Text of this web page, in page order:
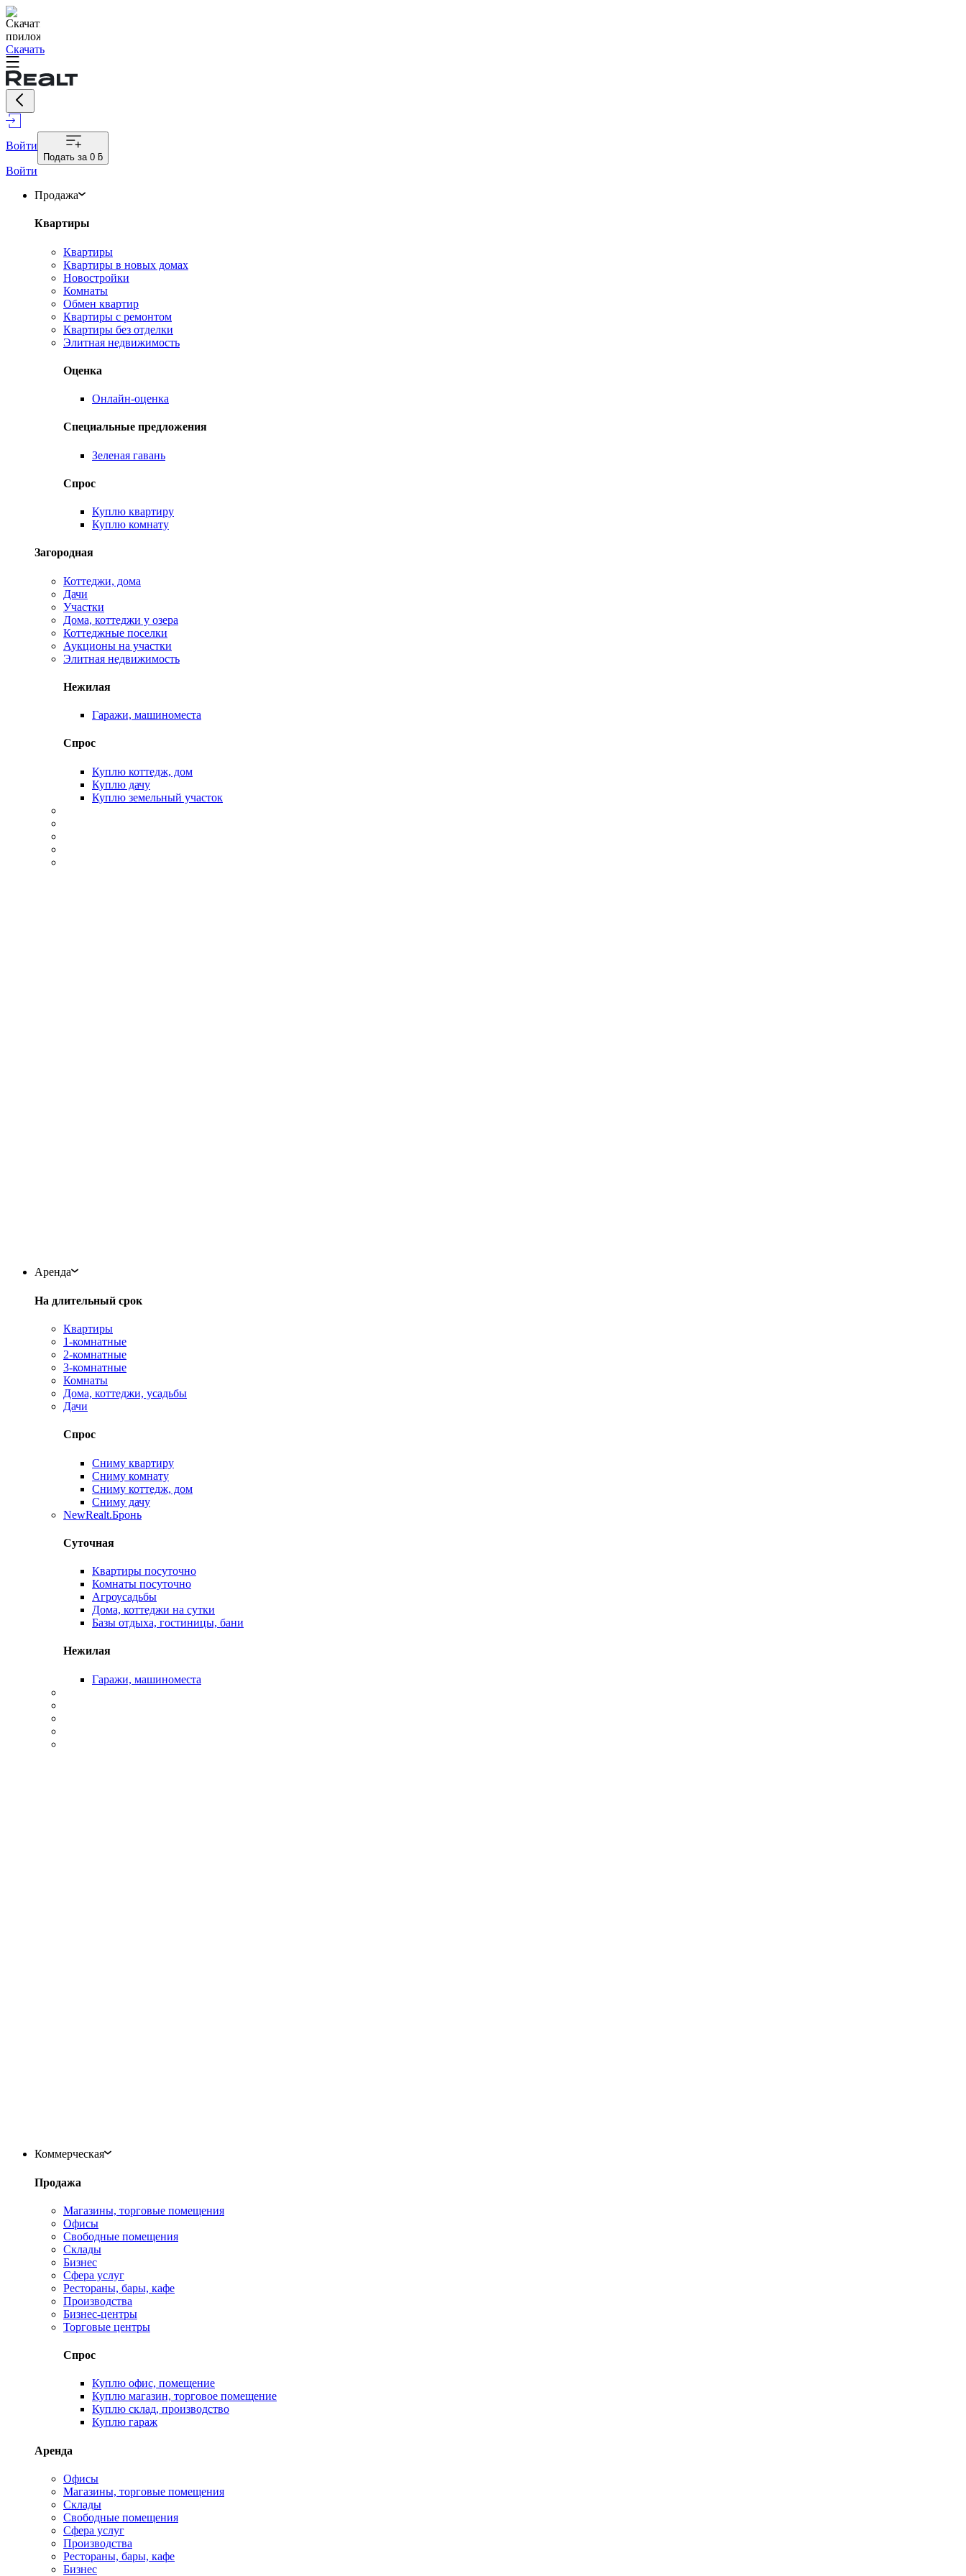
Скачать
Войти
Подать за 0 ƃ
Войти
Продажа
Квартиры
Квартиры
Квартиры в новых домах
Новостройки
Комнаты
Обмен квартир
Квартиры с ремонтом
Квартиры без отделки
Элитная недвижимость
Оценка
Онлайн-оценка
Специальные предложения
Зеленая гавань
Спрос
Куплю квартиру
Куплю комнату
Загородная
Коттеджи, дома
Дачи
Участки
Дома, коттеджи у озера
Коттеджные поселки
Аукционы на участки
Элитная недвижимость
Нежилая
Гаражи, машиноместа
Спрос
Куплю коттедж, дом
Куплю дачу
Куплю земельный участок
Аренда
На длительный срок
Квартиры
1-комнатные
2-комнатные
3-комнатные
Комнаты
Дома, коттеджи, усадьбы
Дачи
Спрос
Сниму квартиру
Сниму комнату
Сниму коттедж, дом
Сниму дачу
NewRealt.Бронь
Суточная
Квартиры посуточно
Комнаты посуточно
Агроусадьбы
Дома, коттеджи на сутки
Базы отдыха, гостиницы, бани
Нежилая
Гаражи, машиноместа
Коммерческая
Продажа
Магазины, торговые помещения
Офисы
Свободные помещения
Склады
Бизнес
Сфера услуг
Рестораны, бары, кафе
Производства
Бизнес-центры
Торговые центры
Спрос
Куплю офис, помещение
Куплю магазин, торговое помещение
Куплю склад, производство
Куплю гараж
Аренда
Офисы
Магазины, торговые помещения
Склады
Свободные помещения
Сфера услуг
Производства
Рестораны, бары, кафе
Бизнес